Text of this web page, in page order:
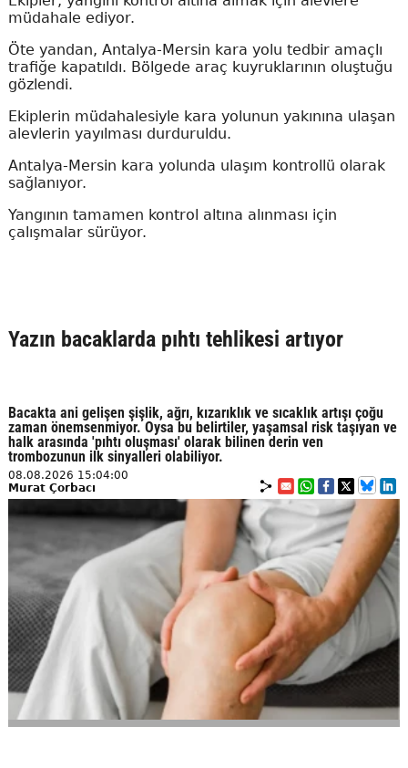
müdahale ediyor.
Öte yandan, Antalya-Mersin kara yolu tedbir amaçlı
trafiğe kapatıldı. Bölgede araç kuyruklarının oluştuğu
gözlendi.
Ekiplerin müdahalesiyle kara yolunun yakınına ulaşan
alevlerin yayılması durduruldu.
Antalya-Mersin kara yolunda ulaşım kontrollü olarak
sağlanıyor.
Yangının tamamen kontrol altına alınması için
çalışmalar sürüyor.
Yazın bacaklarda pıhtı tehlikesi artıyor
Bacakta ani gelişen şişlik, ağrı, kızarıklık ve sıcaklık artışı çoğu
zaman önemsenmiyor. Oysa bu belirtiler, yaşamsal risk taşıyan ve
halk arasında 'pıhtı oluşması' olarak bilinen derin ven
trombozunun ilk sinyalleri olabiliyor.
08.08.2026 15:04:00
Murat Çorbacı